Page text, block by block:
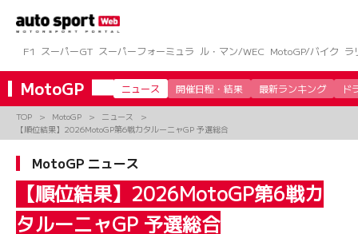
ツ
へ
ス
キ
プ
F1 スーパーGT スーパーフォーミュラ ル・マン/WEC MotoGP/バイク ラ
MotoGP ニュース 開催日程・結果 最新ランキング ド
TOP MotoGP
ニュース
【順位結果】2026MotoGP第6戦カタルーニャGP 予選総合
MotoGP ニュース
【順位結果】2026MotoGP第6戦カ
タルーニャGP 予選総合